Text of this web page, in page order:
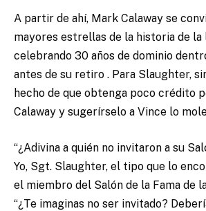
A partir de ahí, Mark Calaway se
mayores estrellas de la historia de la
celebrando 30 años de dominio
antes de su retiro . Para Slaughter,
hecho de que obtenga poco crédito
Calaway y sugerírselo a Vince lo
“¿Adivina a quién no invitaron a su
Yo, Sgt. Slaughter, el tipo que lo
el miembro del Salón de la Fama de
“¿Te imaginas no ser invitado?